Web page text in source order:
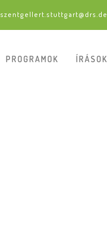
szentgellert.stuttgart@drs.de
PROGRAMOK ÍRÁSOK